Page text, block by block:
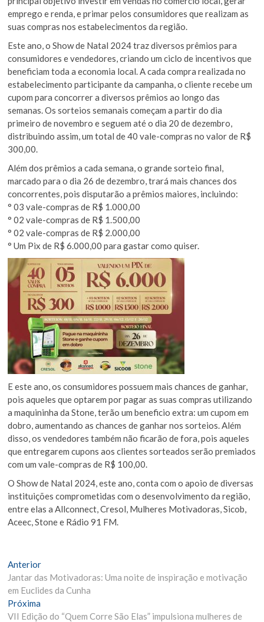
emprego e renda, e primar pelos consumidores que realizam as
suas compras nos estabelecimentos da região.
Este ano, o Show de Natal 2024 traz diversos prêmios para
consumidores e vendedores, criando um ciclo de incentivos que
beneficiam toda a economia local. A cada compra realizada no
estabelecimento participante da campanha, o cliente recebe um
cupom para concorrer a diversos prêmios ao longo das
semanas. Os sorteios semanais começam a partir do dia
primeiro de novembro e seguem até o dia 20 de dezembro,
distribuindo assim, um total de 40 vale-compras no valor de R$
300,00.
Além dos prêmios a cada semana, o grande sorteio final,
marcado para o dia 26 de dezembro, trará mais chances dos
concorrentes, pois disputarão a prêmios maiores, incluindo:
° 03 vale-compras de R$ 1.000,00
° 02 vale-compras de R$ 1.500,00
° 02 vale-compras de R$ 2.000,00
° Um Pix de R$ 6.000,00 para gastar como quiser.
E este ano, os consumidores possuem mais chances de ganhar,
pois aqueles que optarem por pagar as suas compras utilizando
a maquininha da Stone, terão um beneficio extra: um cupom em
dobro, aumentando as chances de ganhar nos sorteios. Além
disso, os vendedores também não ficarão de fora, pois aqueles
que entregarem cupons aos clientes sorteados serão premiados
com um vale-compras de R$ 100,00.
O Show de Natal 2024, este ano, conta com o apoio de diversas
instituições comprometidas com o desenvolvimento da região,
entre elas a Allconnect, Cresol, Mulheres Motivadoras, Sicob,
Aceec, Stone e Rádio 91 FM.
Navegação
de
Post
AnteriorMatéria
Anterior:
Jantar das Motivadoras: Uma noite de inspiração e motivação
em Euclides da Cunha
Próxima
Materia:
VII Edição do “Quem Corre São Elas” impulsiona mulheres de